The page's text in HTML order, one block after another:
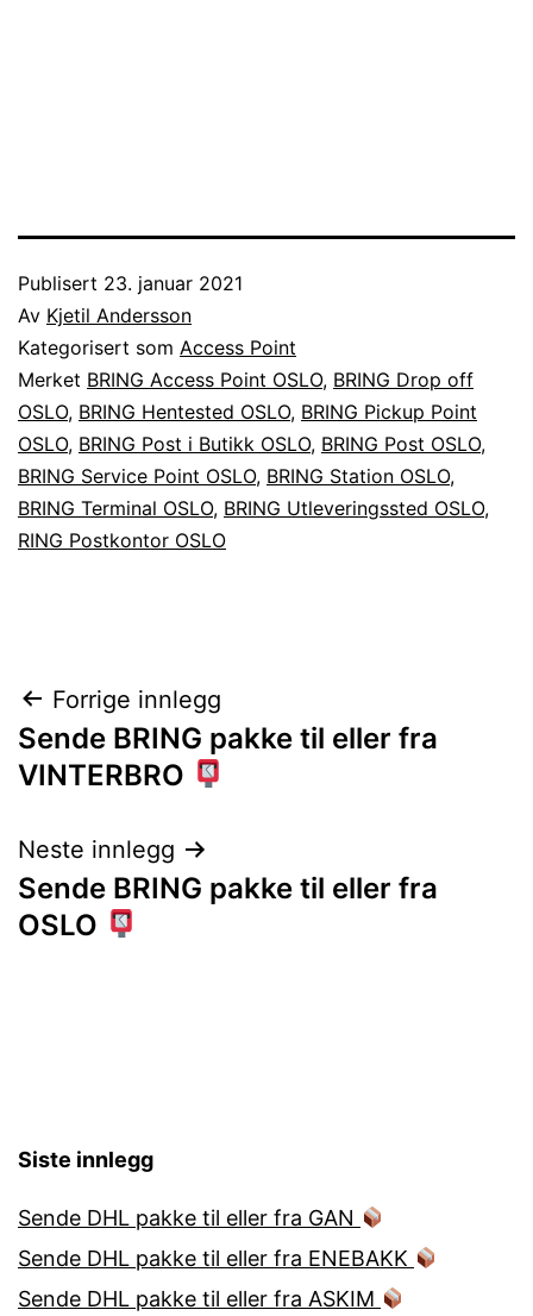
Publisert 23. januar 2021
Av Kjetil Andersson
Kategorisert som Access Point
Merket BRING Access Point OSLO, BRING Drop off
OSLO, BRING Hentested OSLO, BRING Pickup Point
OSLO, BRING Post i Butikk OSLO, BRING Post OSLO,
BRING Service Point OSLO, BRING Station OSLO,
BRING Terminal OSLO, BRING Utleveringssted OSLO,
RING Postkontor OSLO
Innleggsnavigasjon
Forrige innlegg
Sende BRING pakke til eller fra
VINTERBRO
Neste innlegg
Sende BRING pakke til eller fra
OSLO
Siste innlegg
Sende DHL pakke til eller fra GAN
Sende DHL pakke til eller fra ENEBAKK
Sende DHL pakke til eller fra ASKIM